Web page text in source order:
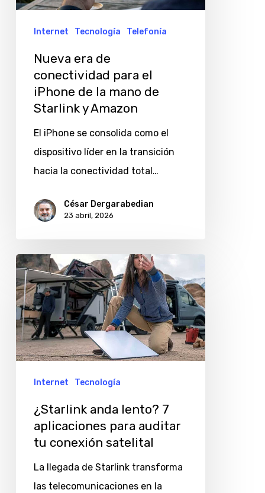
el
iPhone
mano
Amazon
Internet Tecnología Telefonía
Nueva era de
conectividad para el
iPhone de la mano de
Starlink y Amazon
El iPhone se consolida como el
dispositivo líder en la transición
hacia la conectividad total…
César Dergarabedian
23 abril, 2026
¿Starlink
anda
lento?
7
aplicaciones
para
auditar
conexión
satelital
Internet Tecnología
¿Starlink anda lento? 7
aplicaciones para auditar
tu conexión satelital
La llegada de Starlink transforma
las telecomunicaciones en la